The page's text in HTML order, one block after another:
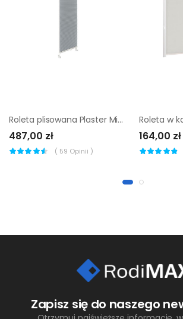
Roleta plisowana Plaster Miodu Srebro 110 x 220 cm szaro-niebieska
487,00 zł
( 59 Opinii )
164,00 zł
Zapisz się do naszego